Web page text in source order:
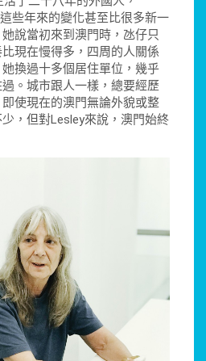
些年來的變化甚至比很多新一
說當初來到澳門時，氹仔只
現在慢得多，四周的人關係
換過十多個居住單位，幾乎
。城市跟人一樣，總要經歷
使現在的澳門無論外貌或整
，但對Lesley來說，澳門始終